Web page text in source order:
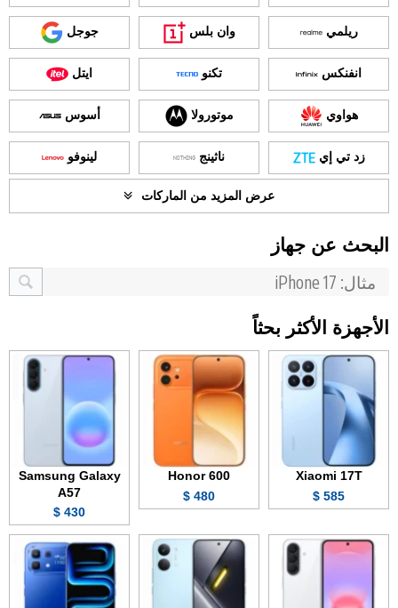
ريلمي وان بلس جوجل
انفنكس تكنو ايتل
هواوي موتورولا أسوس
زد تي إي ناثينج لينوفو
عرض المزيد من الماركات
البحث عن جهاز
الأجهزة الأكثر بحثاً
Xiaomi 17T
585 $
Honor 600
480 $
Samsung Galaxy
A57
430 $